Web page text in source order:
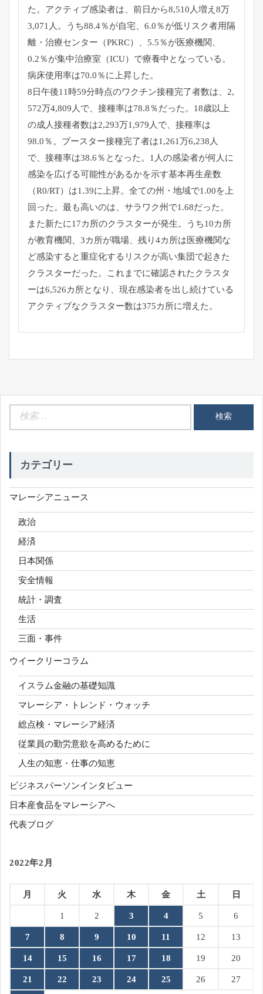
た。アクティブ感染者は、前日から8,510人増え8万
3,071人。うち88.4％が自宅、6.0％が低リスク者用隔
離・治療センター（PKRC）、5.5％が医療機関、
0.2％が集中治療室（ICU） で療養中となっている。
病床使用率は70.0％に上昇した。
8日午後11時59分時点のワクチン接種完了者数は、2,
572万4,809人で、接種率は78.8％だった。 18歳以上
の成人接種者数は2,293万1,979人で、 接種率は
98.0％。ブースター接種完了者は1,261万6,238人
で、接種率は38.6％となった。 1人の感染者が何人に
感染を広げる可能性があるかを示す基本再生産数
（R0/RT）は1.39に上昇。全ての州・地域で1.00を上
回った。最も高いのは、サラワク州で1.68だった。
また新たに17カ所のクラスターが発生。
うち10カ所
が教育機関、3カ所が職場、 残り4カ所は医療機関な
ど感染すると重症化するリスクが高い集団で起きた
クラスターだった。
これまでに確認されたクラスタ
ーは6,526カ所となり、 現在感染者を出し続けている
アクティブなクラスター数は375カ 所に増えた。
カテゴリー
マレーシアニュース
政治
経済
日本関係
安全情報
統計・調査
生活
三面・事件
ウイークリーコラム
イスラム金融の基礎知識
マレーシア・トレンド・ウォッチ
総点検・マレーシア経済
従業員の勤労意欲を高めるために
人生の知恵・仕事の知恵
ビジネスパーソンインタビュー
日本産食品をマレーシアへ
代表ブログ
2022年2月
月 火 水 木 金 土 日
1 2 3 4 5 6
7 8 9 10 11 12 13
14 15 16 17 18 19 20
21 22 23 24 25 26 27